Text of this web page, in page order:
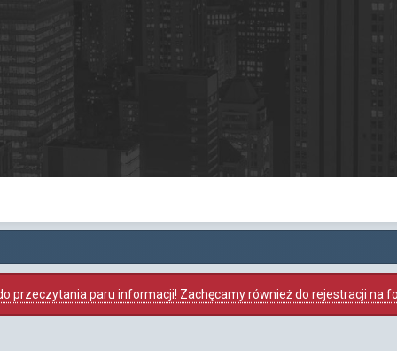
przeczytania paru informacji! Zachęcamy również do rejestracji na